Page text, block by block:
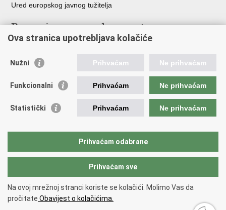
Ured europskog javnog tužitelja
Poveznice pravosudnog sustava
Državno odvjetništvo
Ured za suzbijanje korupcije i organiziranog kriminaliteta
Državnoodvjetničko vijeće
Hrvatska odvjetnička komora
Europski pravosudni portal
Copyright © 2026 Ministarstvo pravosuđa, uprave i digitalne
transformacije Republike Hrvatske.
pristupačnosti.
Ova stranica upotrebljava kolačiće
Nužni Prihvaćam Ne prihvaćam
Funkcionalni Prihvaćam Ne prihvaćam
Statistički Prihvaćam Ne prihvaćam
Prihvaćam odabrane
Prihvaćam sve
Na ovoj mrežnoj stranci koriste se kolačići. Molimo Vas da
pročitate Obavijest o kolačićima.